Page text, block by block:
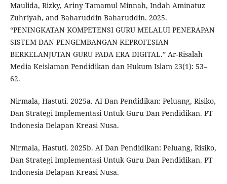
Maulida, Rizky, Ariny Tamamul Minnah, Indah Aminatuz
Zuhriyah, and Baharuddin Baharuddin. 2025.
“PENINGKATAN KOMPETENSI GURU MELALUI PENERAPAN
SISTEM DAN PENGEMBANGAN KEPROFESIAN
BERKELANJUTAN GURU PADA ERA DIGITAL.” Ar-Risalah
Media Keislaman Pendidikan dan Hukum Islam 23(1): 53–
62.
Nirmala, Hastuti. 2025a. AI Dan Pendidikan: Peluang, Risiko,
Dan Strategi Implementasi Untuk Guru Dan Pendidikan. PT
Indonesia Delapan Kreasi Nusa.
Nirmala, Hastuti. 2025b. AI Dan Pendidikan: Peluang, Risiko,
Dan Strategi Implementasi Untuk Guru Dan Pendidikan. PT
Indonesia Delapan Kreasi Nusa.